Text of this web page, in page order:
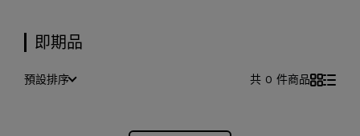
即期品
預設排序 共 0 件商品